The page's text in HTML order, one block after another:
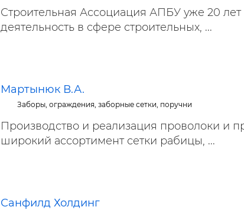
Строительная Ассоциация АПБУ уже 20 лет
деятельность в сфере строительных, ...
Мартынюк В.А.
Заборы, ограждения, заборные сетки, поручни
Производство и реализация проволоки и
широкий ассортимент сетки рабицы, ...
Санфилд Холдинг